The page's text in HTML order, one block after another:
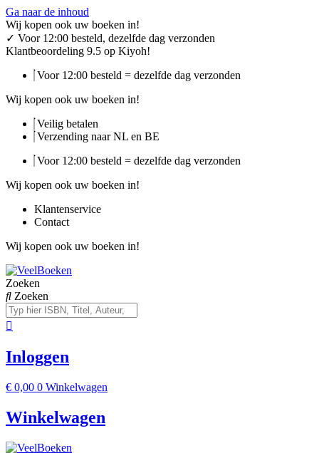
Ga naar de inhoud
Wij kopen ook uw boeken in!
✓ Voor 12:00 besteld, dezelfde dag verzonden
Klantbeoordeling 9.5 op Kiyoh!
Voor 12:00 besteld = dezelfde dag verzonden
Wij kopen ook uw boeken in!
Veilig betalen
Verzending naar NL en BE
Voor 12:00 besteld = dezelfde dag verzonden
Wij kopen ook uw boeken in!
Klantenservice
Contact
Wij kopen ook uw boeken in!
Zoeken
Zoeken
Inloggen
€ 0,00 0 Winkelwagen
Winkelwagen